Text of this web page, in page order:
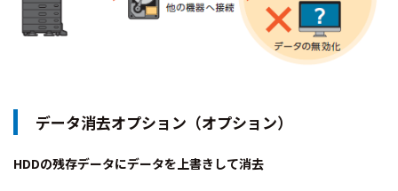
データ消去オプション（オプション）
HDDの残存データにデータを上書きして消去